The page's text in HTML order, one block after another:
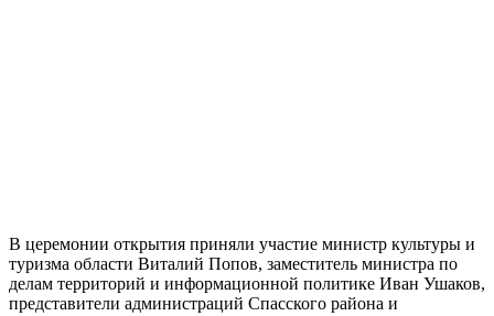
В церемонии открытия приняли участие министр культуры и
туризма области Виталий Попов, заместитель министра по
делам территорий и информационной политике Иван Ушаков,
представители администраций Спасского района и